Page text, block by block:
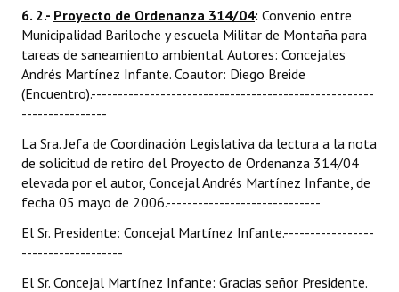
6. 2.- Proyecto de Ordenanza 314/04: Convenio entre
Municipalidad Bariloche y escuela Militar de Montaña para
tareas de saneamiento ambiental. Autores: Concejales
Andrés Martínez Infante. Coautor: Diego Breide
(Encuentro).-----------------------------------------------------
----------------
La Sra. Jefa de Coordinación Legislativa da lectura a la nota
de solicitud de retiro del Proyecto de Ordenanza 314/04
elevada por el autor, Concejal Andrés Martínez Infante, de
fecha 05 mayo de 2006.-----------------------------
El Sr. Presidente: Concejal Martínez Infante.-----------------
-------------------
El Sr. Concejal Martínez Infante: Gracias señor Presidente.